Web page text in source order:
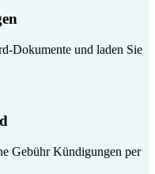
Dokumente und laden Sie
Gebühr Kündigungen per